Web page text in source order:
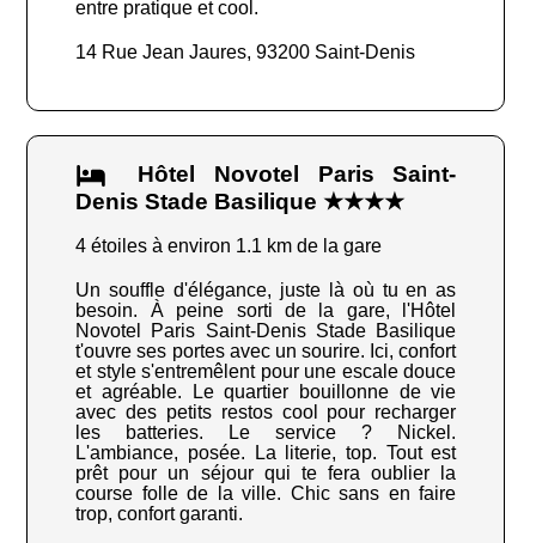
entre pratique et cool.
14 Rue Jean Jaures, 93200 Saint-Denis
Hôtel Novotel Paris Saint-
Denis Stade Basilique ★★★★
4 étoiles à environ 1.1 km de la gare
Un souffle d'élégance, juste là où tu en as
besoin. À peine sorti de la gare, l'Hôtel
Novotel Paris Saint-Denis Stade Basilique
t'ouvre ses portes avec un sourire. Ici, confort
et style s'entremêlent pour une escale douce
et agréable. Le quartier bouillonne de vie
avec des petits restos cool pour recharger
les batteries. Le service ? Nickel.
L'ambiance, posée. La literie, top. Tout est
prêt pour un séjour qui te fera oublier la
course folle de la ville. Chic sans en faire
trop, confort garanti.